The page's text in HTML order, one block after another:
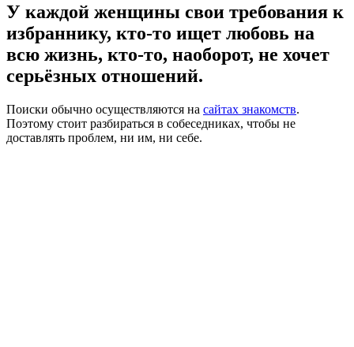
У каждой женщины свои требования к
избраннику, кто-то ищет любовь на
всю жизнь, кто-то, наоборот, не хочет
серьёзных отношений.
Поиски обычно осуществляются на сайтах знакомств.
Поэтому стоит разбираться в собеседниках, чтобы не
доставлять проблем, ни им, ни себе.